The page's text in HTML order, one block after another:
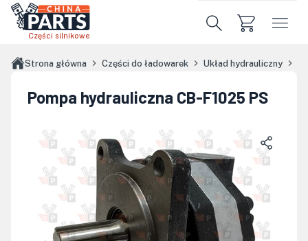
Przejdź do treści głównej
Części silnikowe
Strona główna Części do ładowarek Układ hydrauliczny
Pompa hydrauliczna CB-F1025 PS